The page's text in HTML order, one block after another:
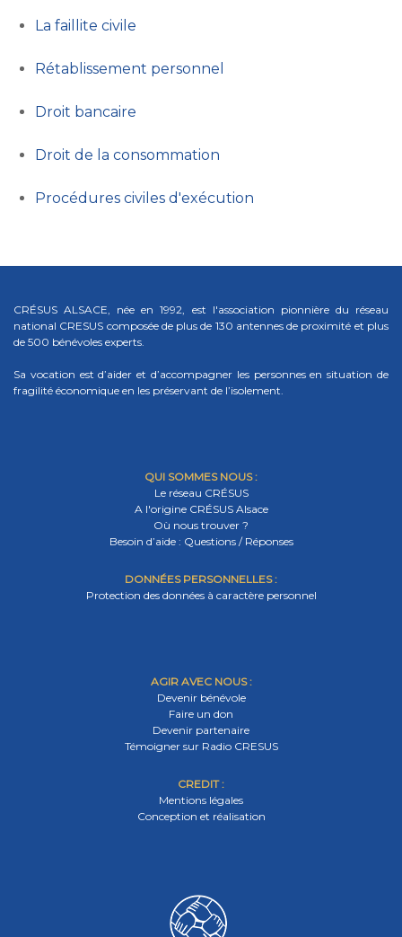
La faillite civile
Rétablissement personnel
Droit bancaire
Droit de la consommation
Procédures civiles d'exécution
CRÉSUS ALSACE, née en 1992, est l'association pionnière du réseau
national CRESUS composée de plus de 130 antennes de proximité et plus
de 500 bénévoles experts.
Sa vocation est d’aider et d’accompagner les personnes en situation de
fragilité économique en les préservant de l’isolement.
QUI SOMMES NOUS :
Le réseau CRÉSUS
A l'origine CRÉSUS Alsace
Où nous trouver ?
Besoin d’aide : Questions / Réponses
DONNÉES PERSONNELLES :
Protection des données à caractère personnel
AGIR AVEC NOUS :
Devenir bénévole
Faire un don
Devenir partenaire
Témoigner sur Radio CRESUS
CREDIT :
Mentions légales
Conception et réalisation